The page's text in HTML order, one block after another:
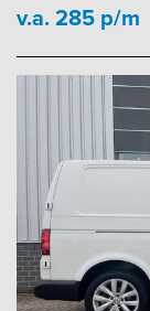
v.a. 285 p/m